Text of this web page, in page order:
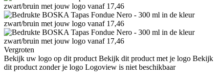
Vergroten
Bekijk uw logo op dit product Bekijk dit product met je logo Bekijk
dit product zonder je logo Logoview is niet beschikbaar